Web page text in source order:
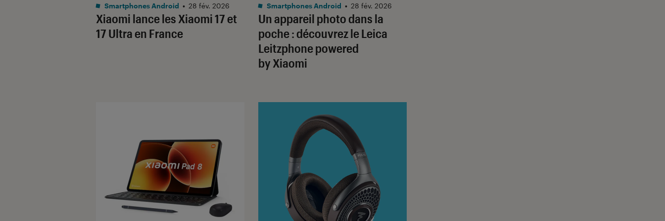
Xiaomi lance les Xiaomi 17 et
17 Ultra en France
Smartphones Android • 28 fév. 2026
Un appareil photo dans la
poche : découvrez le Leica
Leitzphone powered
by Xiaomi
Smartphones Android • 28 fév. 2026